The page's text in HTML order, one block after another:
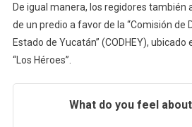
De igual manera, los regidores también
de un predio a favor de la “Comisión de
Estado de Yucatán” (CODHEY),
“Los Héroes”.
What do you feel